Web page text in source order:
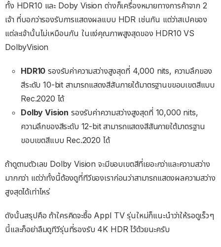
ทั้ง HDR10 และ Doby Vision ต่างก็เครื่องหมายทางการค้าจาก 2
เจ้า ที่บอกว่ารองรับการแสดงผลแบบ HDR เช่นกัน แต่ว่าสเปคของ
แต่ละเจ้านั้นไม่เหมือนกัน ในแง่คุณภาพสูงสุดของ HDR10 VS
DolbyVision
HDR10 รองรับค่าความสว่างสูงสุดที่ 4,000 nits, ความลึกของ
สีระดับ 10-bit สามารถแสดงสีสันภายใต้มาตรฐานขขอบเขตสีแบบ
Rec.2020 ได้
Dolby Vision รองรับค่าความสว่างสูงสุดที่ 10,000 nits,
ความลึกของสีระดับ 12-bit สามารถแสดงสีสันภายใต้มาตรฐาน
ขอบเขตสีแบบ Rec.2020 ได้
ถ้าดูตามตัวเลข Dolby Vision จะมีขอบเขตสีที่เยอะกว่าและความสว่าง
มากกว่า แต่ว่าทั้งนี้ต้องดูที่ทีวีของเราก่อนว่าสามารถแสดงผลความสว่าง
สูงสุดได้เท่าไหร่
ดังนั้นสรุปคือ ถ้าใครคิดจะซื้อ Appl TV รุ่นใหม่ก็แนะนำว่าให้รอดูเร็วๆ
นี้และก็อย่าลืมดูทีวีรุ่นที่รองรับ 4K HDR ไว้ด้วยนะครับ